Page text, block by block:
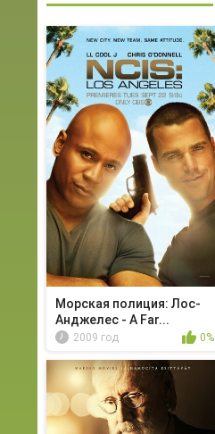
Морская полиция: Лос-
Анджелес - A Far...
2009 год 0%